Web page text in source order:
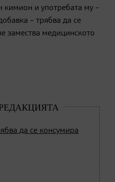
кимион и употребата му –
– трябва да се
замества медицинското
да се консумира